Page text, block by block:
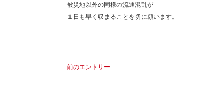
被災地以外の同様の流通混乱が
１日も早く収まることを切に願います。
前のエントリー